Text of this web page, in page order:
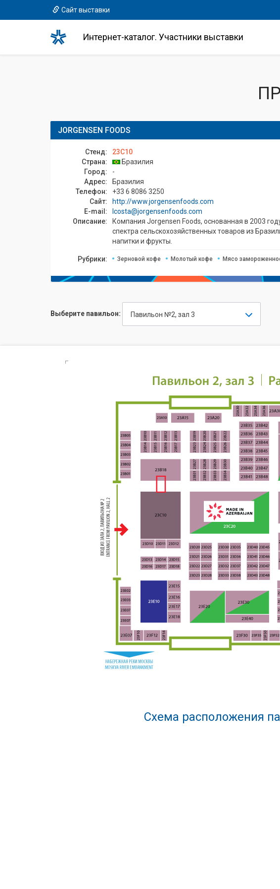
Сайт выставки
Интернет-каталог. Участники выставки
JORGENSEN FOODS
Стенд:
23C10
Страна:
Бразилия
Город:
-
Адрес:
Бразилия
Телефон:
+33 6 8086 3250
Сайт:
http://www.jorgensenfoods.com
E-mail:
lcosta@jorgensenfoods.com
Описание:
Компания Jorgensen Foods, основанная в 2003
спектра сельскохозяйственных товаров из
напитки и фрукты.
Рубрики: Зерновой кофе Молотый кофе Мясо
Выберите павильон: Павильон №2, зал 3
Схема расположения